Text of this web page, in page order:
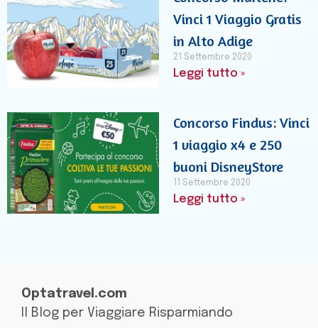
Vinci 1 Viaggio Gratis
in Alto Adige
21 Settembre 2020
Leggi tutto »
Concorso Findus: Vinci
1 viaggio x4 e 250
buoni DisneyStore
11 Settembre 2020
Leggi tutto »
Optatravel.com
Il Blog per Viaggiare Risparmiando